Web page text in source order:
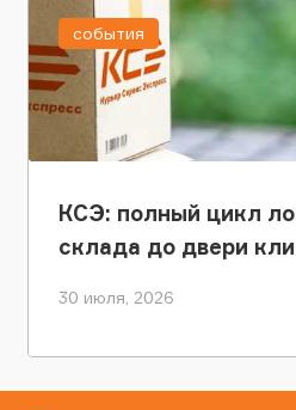
КСЭ: полный цикл
склада до двери
30 июля, 2026
события